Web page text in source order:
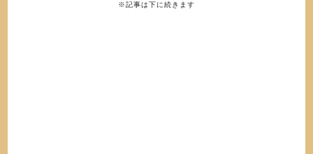
※記事は下に続きます